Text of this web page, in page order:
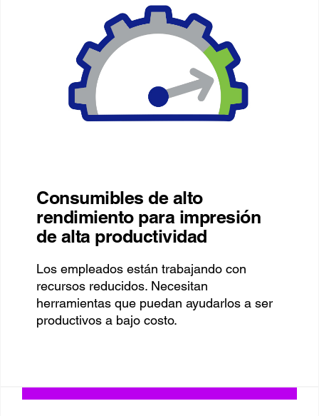
Consumibles de alto
rendimiento para impresión
de alta productividad
Los empleados están trabajando con
recursos reducidos. Necesitan
herramientas que puedan ayudarlos a ser
productivos a bajo costo.